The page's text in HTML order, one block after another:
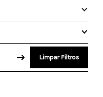
Limpar Filtros